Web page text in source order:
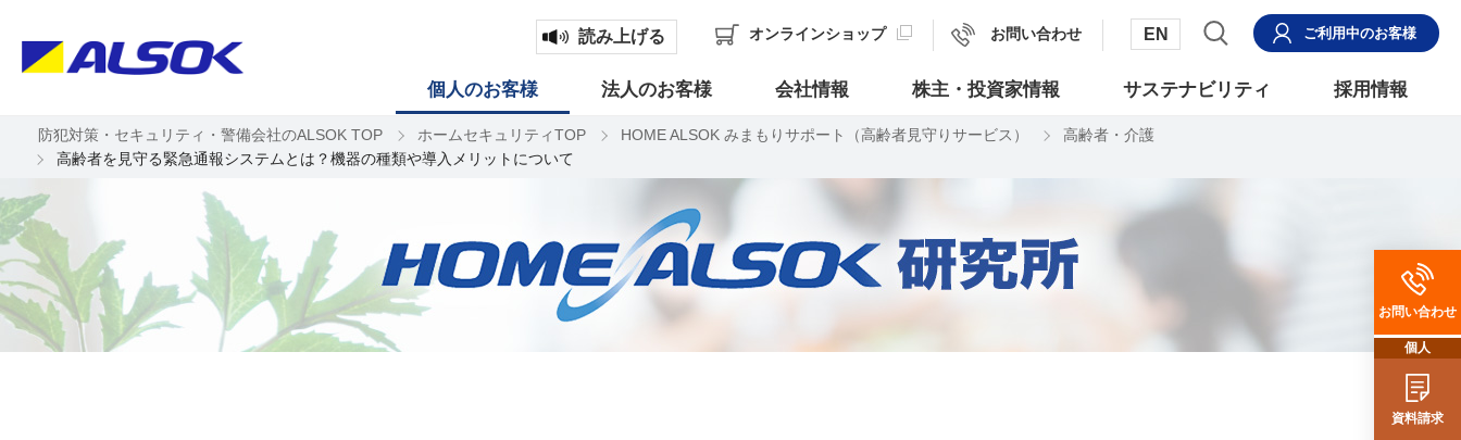
読み上げる オンラインショップ お問い合わせ EN ご利用中のお客様
個人のお客様 法人のお客様 会社情報 株主・投資家情報 サステナビリティ 採用情報
防犯対策・セキュリティ・警備会社のALSOK TOP ホームセキュリティTOP HOME ALSOK みまもりサポート（高齢者見守りサービス）
高齢者・介護
高齢者を見守る緊急通報システムとは？機器の種類や導入メリットについて
お問い合わせ
個人
資料請求